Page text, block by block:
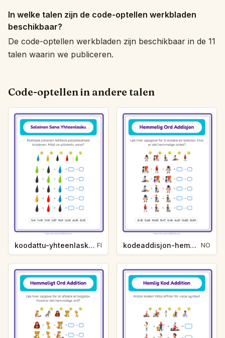
In welke talen zijn de code-optellen werkbladen
beschikbaar?
De code-optellen werkbladen zijn beschikbaar in de 11
talen waarin we publiceren.
Code-optellen in andere talen
koodattu-yhteenlasku-salasana-varit-9c0d FI kodeaddisjon-hemmelig-ord-yrker-74bc NO